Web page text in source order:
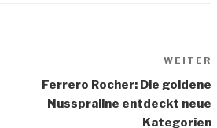
WEITER
Ferrero Rocher: Die goldene
Nusspraline entdeckt neue
Kategorien